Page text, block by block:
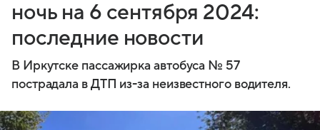
ночь на 6 сентября 2024:
последние новости
В Иркутске пассажирка автобуса № 57
пострадала в ДТП из-за неизвестного водителя.